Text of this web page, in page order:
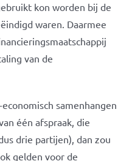
kon worden bij de
waren. Daarmee
van de
samenhangen
één afspraak, die
drie partijen), dan zou
gelden voor de